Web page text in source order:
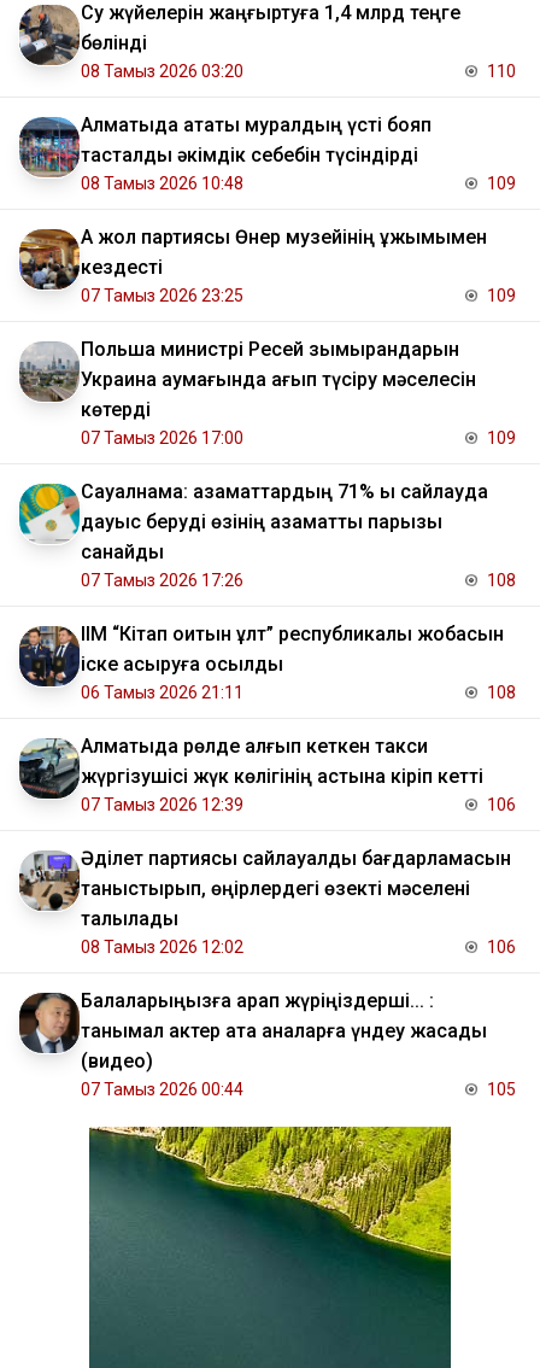
Су жүйелерін жаңғыртуға 1,4 млрд теңге
бөлінді
08 Тамыз 2026 03:20 110
Алматыда атақты муралдың үсті бояп
тасталды әкімдік себебін түсіндірді
08 Тамыз 2026 10:48 109
Ақ жол партиясы Өнер музейінің ұжымымен
кездесті
07 Тамыз 2026 23:25 109
Польша министрі Ресей зымырандарын
Украина аумағында қағып түсіру мәселесін
көтерді
07 Тамыз 2026 17:00 109
Сауалнама: азаматтардың 71% ы сайлауда
дауыс беруді өзінің азаматтық парызы
санайды
07 Тамыз 2026 17:26 108
ІІМ “Кітап оқитын ұлт” республикалық жобасын
іске асыруға қосылды
06 Тамыз 2026 21:11 108
Алматыда рөлде қалғып кеткен такси
жүргізушісі жүк көлігінің астына кіріп кетті
07 Тамыз 2026 12:39 106
Әділет партиясы сайлауалды бағдарламасын
таныстырып, өңірлердегі өзекті мәселені
талқылады
08 Тамыз 2026 12:02 106
Балаларыңызға қарап жүріңіздерші... :
танымал актер ата аналарға үндеу жасады
(видео)
07 Тамыз 2026 00:44 105